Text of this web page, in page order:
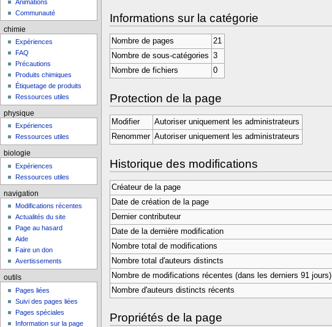
Informations sur la catégorie
Nombre de pages
21
Nombre de sous-catégories 3
Nombre de fichiers
0
Protection de la page
Modifier
Autoriser uniquement les administrateurs
Renommer Autoriser uniquement les administrateurs
Historique des modifications
Créateur de la page
Date de création de la page
Dernier contributeur
Date de la dernière modification
Nombre total de modifications
Nombre total d'auteurs distincts
Nombre de modifications récentes (dans les derniers 91 jours)
Nombre d'auteurs distincts récents
Propriétés de la page
Animations
Communauté
chimie
Expériences
FAQ
Précautions
Produits chimiques
Étiquetage de produits
Ressources utiles
physique
Expériences
Ressources utiles
biologie
Expériences
Ressources utiles
navigation
Modifications récentes
Actualités du site
Page au hasard
Aide
Faire un don
Avertissements
outils
Pages liées
Suivi des pages liées
Pages spéciales
Information sur la page